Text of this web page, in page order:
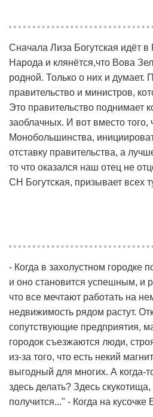
Сначала Лиза Богутская идёт в
Народа и клянётся,что Вова
родной. Только о них и думает.
правительство и министров,
Это правительство поднимает
заоблачных. И вот вместо того,
Монобольшинства,
отставку правительства, а
то что оказался наш отец не
СН Богутская, призывает всех
- Когда в захолустном городке
и оно становится успешным, и
что все мечтают работать на
недвижимость рядом растут.
сопутствующие предприятия,
городок съезжаются люди,
из-за того, что есть некий
выгодный для многих. А когда-
здесь делать? Здесь
получится..." - Когда на